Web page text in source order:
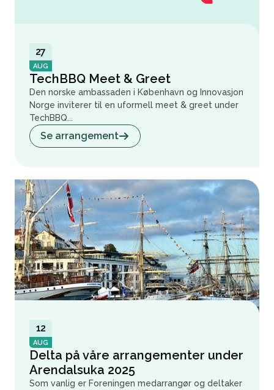
27
AUG
TechBBQ Meet & Greet
Den norske ambassaden i København og Innovasjon
Norge inviterer til en uformell meet & greet under
TechBBQ...
Se arrangement
12
AUG
Delta på våre arrangementer under
Arendalsuka 2025
Som vanlig er Foreningen medarrangør og deltaker